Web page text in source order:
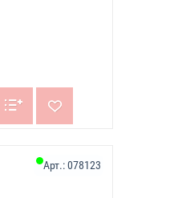
Арт.:078123